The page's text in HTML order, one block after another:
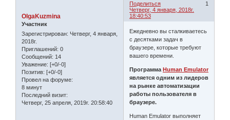
Поделиться
1
Четверг, 4 января, 2018г.
18:40:53
OlgaKuzmina
Участник
Зарегистрирован: Четверг, 4 января,
2018г.
Приглашений: 0
Сообщений: 14
Уважение: [+0/-0]
Позитив: [+0/-0]
Провел на форуме:
8 минут
Последний визит:
Четверг, 25 апреля, 2019г. 20:58:40
Ежедневно вы сталкиваетесь
с десятками задач в
браузере, которые требуют
вашего времени.
ПрограммаHuman Emulator
является одним из лидеров
на рынке автоматизации
работы пользователя в
браузере.
Human Emulator выполняет